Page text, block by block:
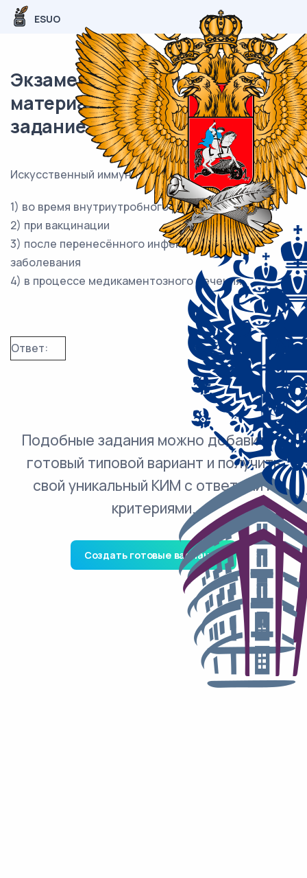
ESUO
Экзаменационный (типовой)
материал ОГЭ / Биология / 15
задание (24) / 60
Искусственный иммунитет формируется у человека
1) во время внутриутробного развития от матери
2) при вакцинации
3) после перенесённого инфекционного
заболевания
4) в процессе медикаментозного лечения
Ответ:
Подобные задания можно добавить в
готовый типовой вариант и получить
свой уникальный КИМ с ответами и
критериями.
Создать готовые варианты